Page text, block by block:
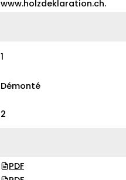
www.holzdeklaration.ch.
1
Démonté
2
PDF